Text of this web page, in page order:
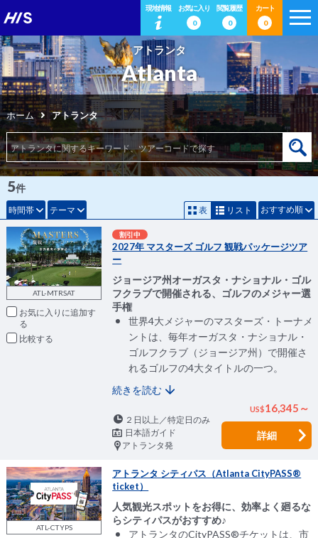
現地情報
お気に入り
0
閲覧履歴
0
カート
0
アトランタ
Atlanta
ホーム アトランタ
時間帯 テーマ
5件
表 リスト おすすめ順
ATL-MTRSAT
お気に入りに追加
比較
割引中
2027年 マスターズ ゴルフ 観戦パッケージツア
ー
ジョージア州オーガスタ・ナショナル・ゴル
フクラブで開催される、ゴルフのメジャー選
手権
世界4大メジャーのマスターズ・トーナメ
ントは、毎年オーガスタ・ナショナル・
ゴルフクラブ（ジョージア州）で開催さ
れるゴルフの4大タイトルの一つ。
続きを読む
US$16,345～
２日以上／特定日のみ
日本語ガイド
アトランタ発
詳細
ATL-CTYPS
アトランタ シティパス（Atlanta CityPASS®
ticket）
人気観光スポットをお得に、効率よく廻るな
らシティパスがおすすめ♪
アトランタのCityPASS®チケットは、市